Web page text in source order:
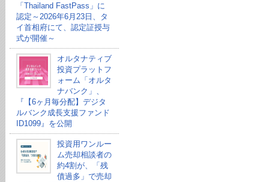
「Thailand FastPass」に
認定～2026年6月23日、タ
イ首相府にて、認定証授与
式が開催～
オルタナティブ
投資プラットフ
ォーム「オルタ
ナバンク」、
『【6ヶ月毎分配】デジタ
ルバンク成長支援ファンド
ID1099』を公開
投資用ワンルー
ム売却相談者の
約4割が、「残
債過多」で売却